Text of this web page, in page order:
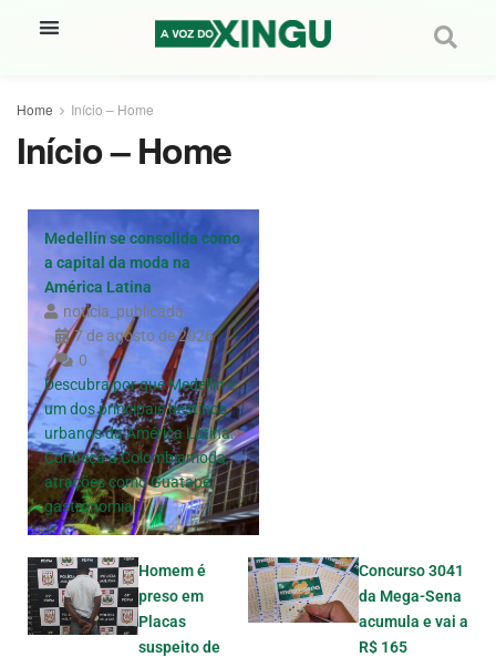
Home Início – Home
Início – Home
Medellín se consolida como
a capital da moda na
América Latina
noticia_publicada
7 de agosto de 2026
0
Descubra por que Medellín é
um dos principais destinos
urbanos da América Latina.
Conheça a Colombiamoda,
atrações como Guatapé,
gastronomia...
Homem é
preso em
Placas
suspeito de
Concurso 3041
da Mega-Sena
acumula e vai a
R$ 165